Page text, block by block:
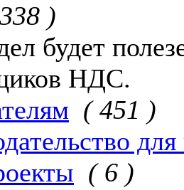
)
будет
НДС.
( 451 )
( 6 )